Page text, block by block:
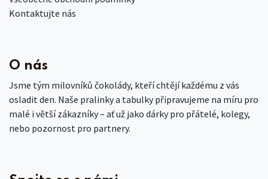
Kontaktujte nás
O nás
Jsme tým milovníků čokolády, kteří chtějí každému z vás
osladit den. Naše pralinky a tabulky připravujeme na míru pro
malé i větší zákazníky – ať už jako dárky pro přátelé, kolegy,
nebo pozornost pro partnery.